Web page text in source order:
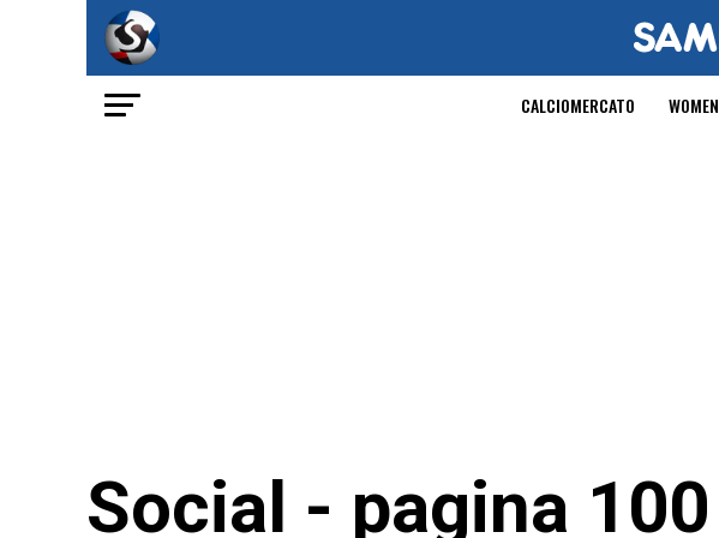
CALCIOMERCATO WOMEN
Social - pagina 100